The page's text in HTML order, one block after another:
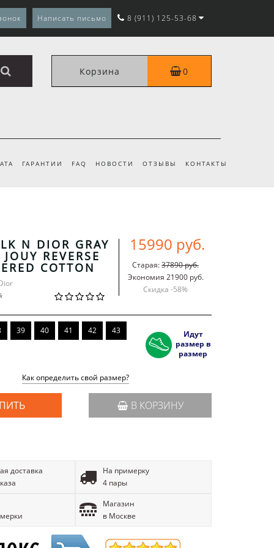
Написать письмо 8 (911) 125-53-68
Корзина 0
ГАРАНТИИ FAQ НОВОСТИ ОТЗЫВЫ КОНТАКТЫ
N DIOR GRAY
REVERSE
COTTON
15990 руб.
Старая:37890 руб.
Экономия 21900 руб.
Скидка -58%
39 40 41 42 43
Идут
размер в
размер
Как определить свой размер?
В КОРЗИНУ
доставка
На примерку
4 пары
Магазин
в Москве